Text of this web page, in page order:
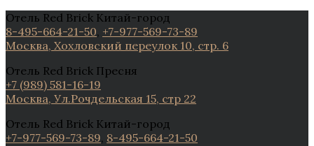
Отель Red Brick Китай-город
8-495-664-21-50, +7-977-569-73-89
Москва, Хохловский переулок 10, стр. 6
Отель Red Brick Пресня
+7 (989) 581-16-19
Москва, Ул.Рочдельская 15, стр 22
Отель Red Brick Китай-город
+7-977-569-73-89, 8-495-664-21-50